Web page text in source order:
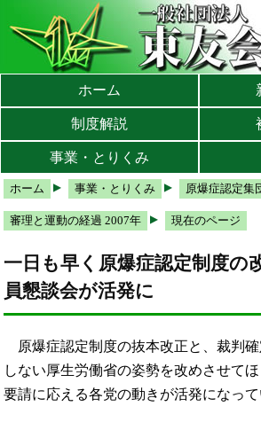
メインメニューへ
サブメニューへ
現在地ナビ（パンくずリスト）へ
ホーム
制度解説
事業・とりくみ
ホーム 事業・とりくみ 原爆症認定集
審理と運動の経過 2007年 現在のページ
一日も早く原爆症認定制度の
員懇談会が活発に
原爆症認定制度の抜本改正と、裁判
しない厚生労働省の姿勢を改めさせて
要請に応える各党の動きが活発になって